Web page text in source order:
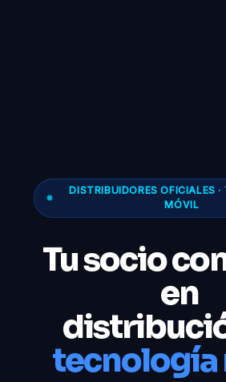
DISTRIBUIDORES OFICIALES
MÓVIL
Tu socio
en
tecnología